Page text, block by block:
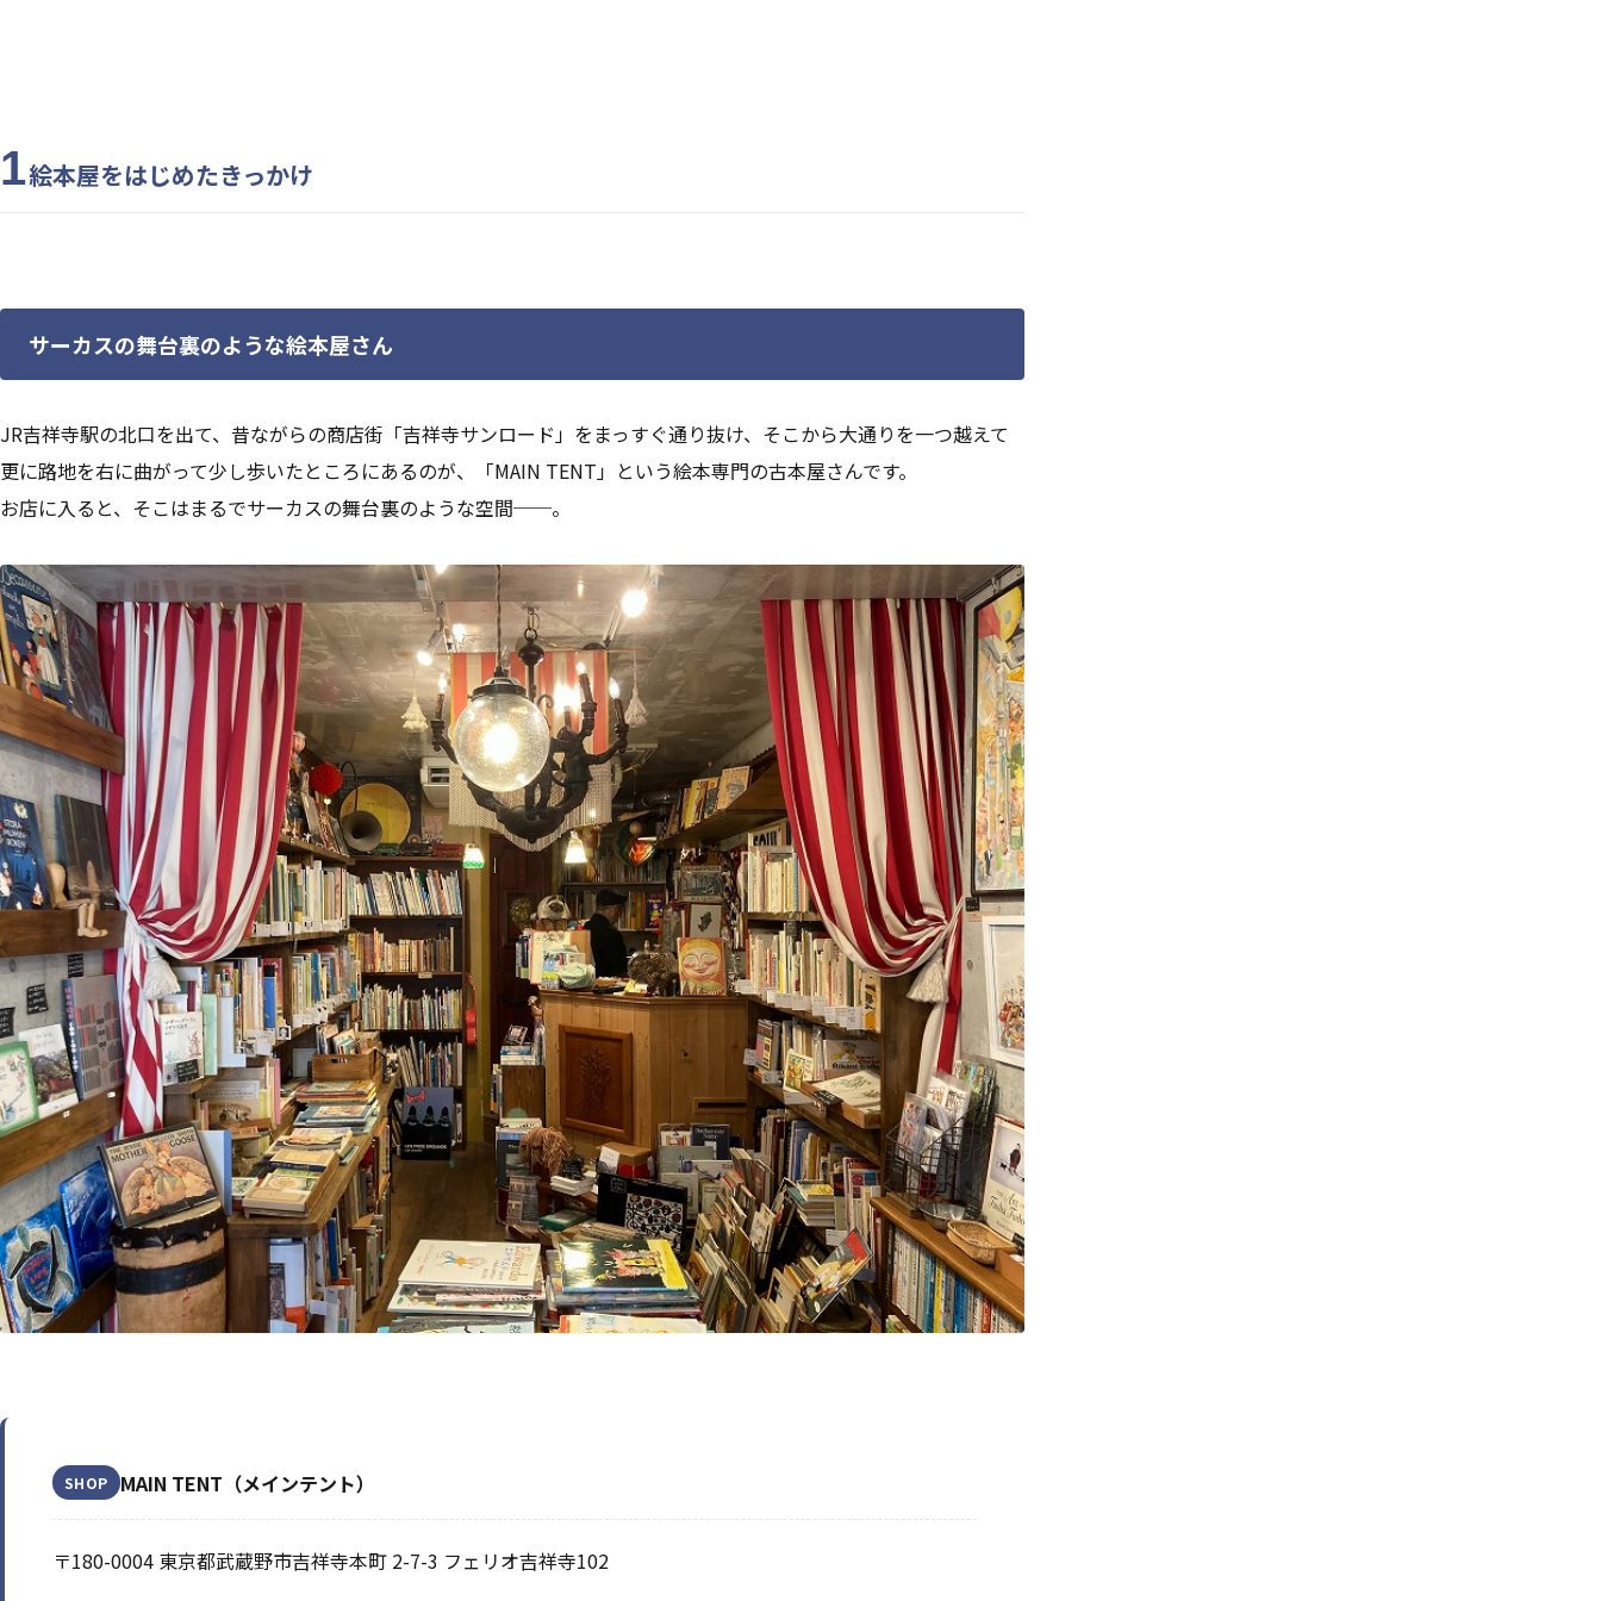
1絵本屋をはじめたきっかけ
サーカスの舞台裏のような絵本屋さん
JR吉祥寺駅の北口を出て、昔ながらの商店街「吉祥寺サンロード」をまっすぐ通り抜け、そこから大通りを一つ越えて
更に路地を右に曲がって少し歩いたところにあるのが、「MAIN TENT」という絵本専門の古本屋さんです。
お店に入ると、そこはまるでサーカスの舞台裏のような空間──。
SHOP MAIN TENT（メインテント）
〒180-0004 東京都武蔵野市吉祥寺本町 2-7-3 フェリオ吉祥寺102